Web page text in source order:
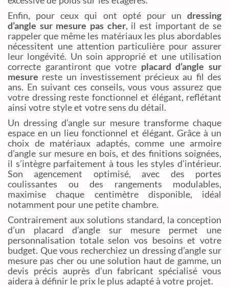
Enfin, pour ceux qui ont opté pour un dressing
d’angle sur mesure pas cher, il est important de se
rappeler que même les matériaux les plus abordables
nécessitent une attention particulière pour assurer
leur longévité. Un soin approprié et une utilisation
correcte garantiront que votre placard d’angle sur
mesure reste un investissement précieux au fil des
ans. En suivant ces conseils, vous vous assurez que
votre dressing reste fonctionnel et élégant, reflétant
ainsi votre style et votre sens du détail.
Un dressing d’angle sur mesure transforme chaque
espace en un lieu fonctionnel et élégant. Grâce à un
choix de matériaux adaptés, comme une armoire
d’angle sur mesure en bois, et des finitions soignées,
il s’intègre parfaitement à tous les styles d’intérieur.
Son agencement optimisé, avec des portes
coulissantes ou des rangements modulables,
maximise chaque centimètre disponible, idéal
notamment pour une petite chambre.
Contrairement aux solutions standard, la conception
d’un placard d’angle sur mesure permet une
personnalisation totale selon vos besoins et votre
budget. Que vous recherchiez un dressing d’angle sur
mesure pas cher ou une solution haut de gamme, un
devis précis auprès d’un fabricant spécialisé vous
aidera à définir le prix le plus adapté à votre projet.